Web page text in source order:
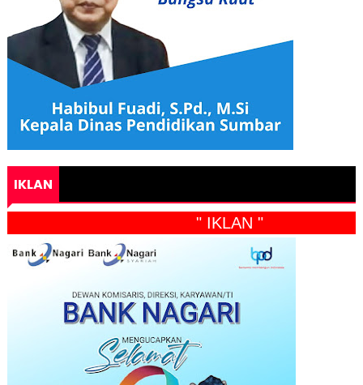
IKLAN
" IKLAN "